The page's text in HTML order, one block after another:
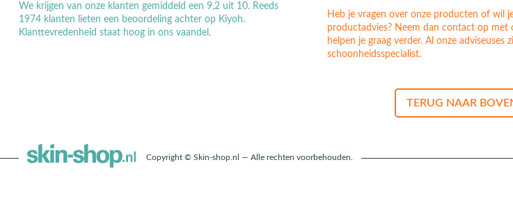
We krijgen van onze klanten gemiddeld een 9,2 uit 10. Reeds
1974 klanten lieten een beoordeling achter op Kiyoh.
Klanttevredenheid staat hoog in ons vaandel.
Heb je vragen over onze producten of wil
productadvies? Neem dan contact op met
helpen je graag verder. Al onze adviseuses
schoonheidsspecialist.
TERUG NAAR
Copyright © Skin-shop.nl — Alle rechten voorbehouden.